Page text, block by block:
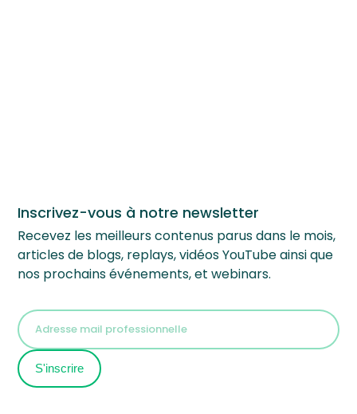
Inscrivez-vous à notre newsletter
Recevez les meilleurs contenus parus dans le mois,
articles de blogs, replays, vidéos YouTube ainsi que
nos prochains événements, et webinars.